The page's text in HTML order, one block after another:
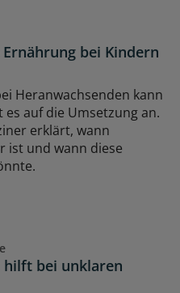
bei Kindern
Heranwachsenden kann
auf die Umsetzung an.
erklärt, wann
ist und wann diese
hilft bei unklaren